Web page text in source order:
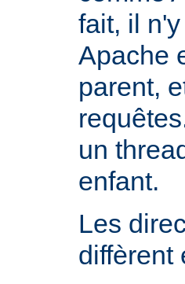
fait, il
Apache
parent,
un
enfant.
Les
diffèrent